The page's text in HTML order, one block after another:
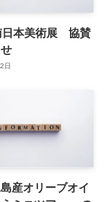
日本美術展 協賛
日
島産オリーブオイ